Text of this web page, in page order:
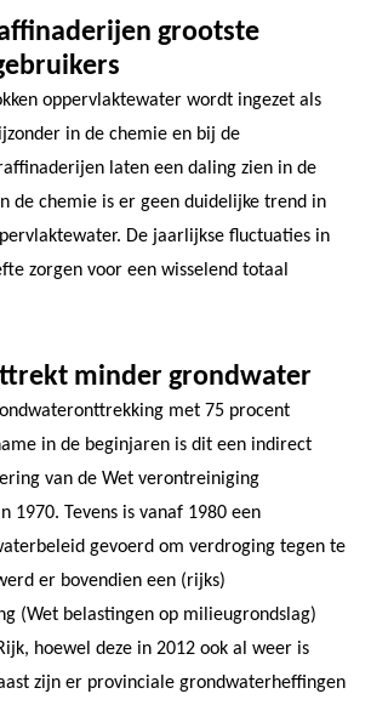
grootste
oppervlaktewater wordt ingezet als
in de chemie en bij de
laten een daling zien in de
de chemie is er geen duidelijke trend in
De jaarlijkse fluctuaties in
zorgen voor een wisselend totaal
minder grondwater
met 75 procent
in de beginjaren is dit een indirect
van de Wet verontreiniging
1970. Tevens is vanaf 1980 een
gevoerd om verdroging tegen te
er bovendien een (rijks)
(Wet belastingen op milieugrondslag)
hoewel deze in 2012 ook al weer is
zijn er provinciale grondwaterheffingen